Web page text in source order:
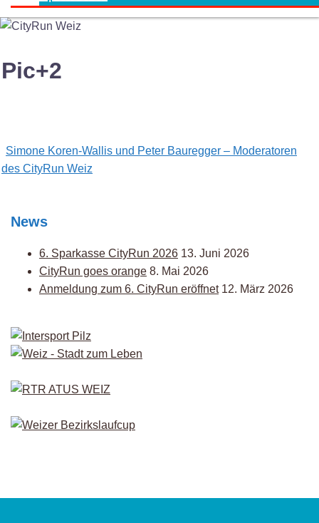
Pic+2
Post
navigation
Simone Koren-Wallis und Peter Bauregger – Moderatoren
des CityRun Weiz
News
6. Sparkasse CityRun 2026 13. Juni 2026
CityRun goes orange 8. Mai 2026
Anmeldung zum 6. CityRun eröffnet 12. März 2026